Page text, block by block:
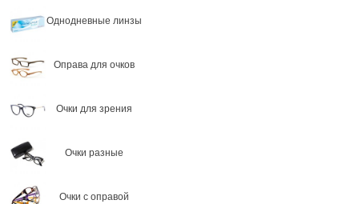
Однодневные линзы
Оправа для очков
Очки для зрения
Очки разные
Очки с оправой